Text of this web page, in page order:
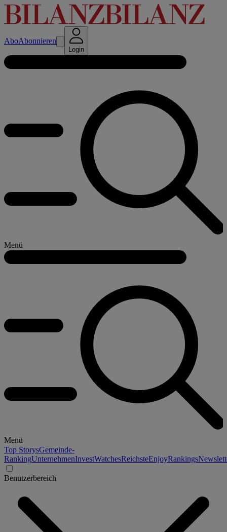
AboAbonnieren
Login
Menü
Menü
Top StorysGemeinde-
RankingUnternehmenInvestWatchesReichsteEnjoyRankings
Benutzerbereich